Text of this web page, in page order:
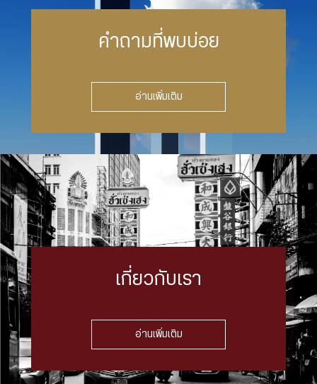
คำถามที่พบบ่อย
อ่านเพิ่มเติม
เกี่ยวกับเรา
อ่านเพิ่มเติม